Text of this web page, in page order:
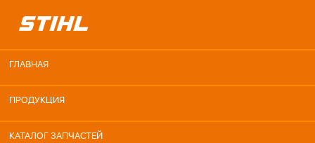
ГЛАВНАЯ
ПРОДУКЦИЯ
КАТАЛОГ ЗАПЧАСТЕЙ